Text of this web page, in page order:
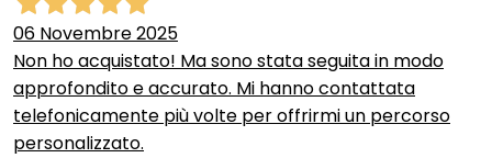
06 Novembre 2025
Non ho acquistato! Ma sono stata seguita in modo
approfondito e accurato. Mi hanno contattata
telefonicamente più volte per offrirmi un percorso
personalizzato.